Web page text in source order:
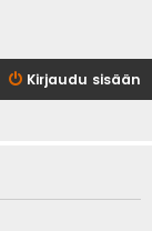
Kirjaudu sisään